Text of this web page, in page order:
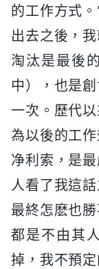
的工作方式
出去之後，
淘汰是最後
中），也是
一次。歷代
為以後的工
净利索，是
人看了我這
最終怎麽也
都是不由其
掉，我不預